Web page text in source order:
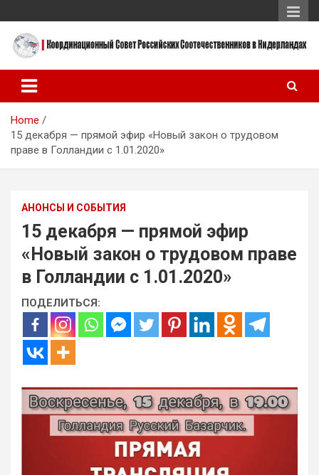
to
content
Координационный Совет
Российских
Соотечественников в
Нидерландах
Нидерландах
Home
15 декабря — прямой эфир «Новый закон о трудовом
праве в Голландии с 1.01.2020»
АНОНСЫ И СОБЫТИЯ
15 декабря — прямой эфир
«Новый закон о трудовом праве
в Голландии с 1.01.2020»
ПОДЕЛИТЬСЯ: